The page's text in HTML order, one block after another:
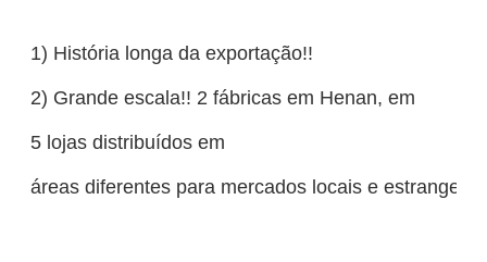
1) História longa da exportação!!
2) Grande escala!! 2 fábricas em Henan, em
5 lojas distribuídos em
áreas diferentes para mercados locais e